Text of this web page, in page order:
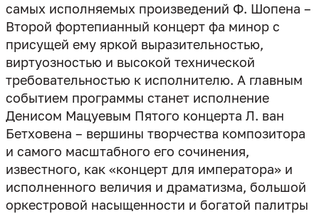
самых исполняемых произведений Ф. Шопена –
Второй фортепианный концерт фа минор с
присущей ему яркой выразительностью,
виртуозностью и высокой технической
требовательностью к исполнителю. А главным
событием программы станет исполнение
Денисом Мацуевым Пятого концерта Л. ван
Бетховена – вершины творчества композитора
и самого масштабного его сочинения,
известного, как «концерт для императора» и
исполненного величия и драматизма, большой
оркестровой насыщенности и богатой палитры